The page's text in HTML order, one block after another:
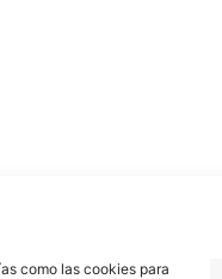
como las cookies para